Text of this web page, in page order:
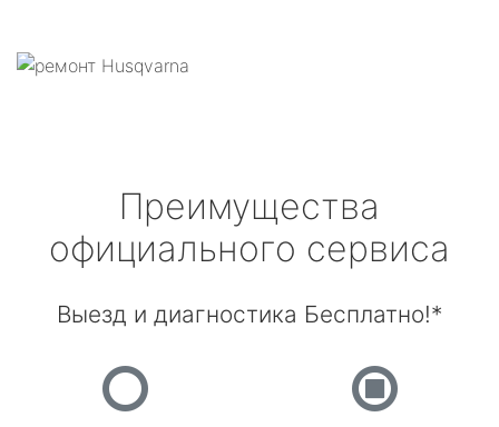
Преимущества
официального сервиса
Выезд и диагностика Бесплатно!*